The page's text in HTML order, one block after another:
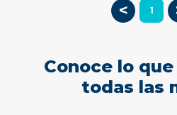
< 1
Conoce lo
todas las